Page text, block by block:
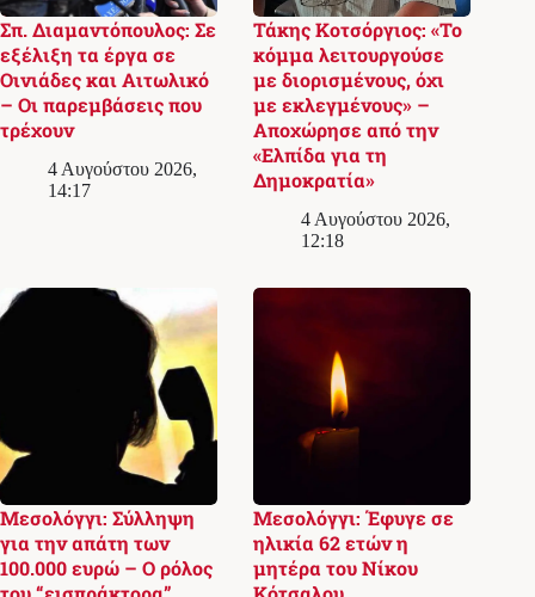
Σπ. Διαμαντόπουλος: Σε
εξέλιξη τα έργα σε
Οινιάδες και Αιτωλικό
– Οι παρεμβάσεις που
τρέχουν
4 Αυγούστου 2026,
14:17
Τάκης Κοτσόργιος: «Το
κόμμα λειτουργούσε
με διορισμένους, όχι
με εκλεγμένους» –
Αποχώρησε από την
«Ελπίδα για τη
Δημοκρατία»
4 Αυγούστου 2026,
12:18
Μεσολόγγι: Σύλληψη
για την απάτη των
100.000 ευρώ – Ο ρόλος
Μεσολόγγι: Έφυγε σε
ηλικία 62 ετών η
μητέρα του Νίκου